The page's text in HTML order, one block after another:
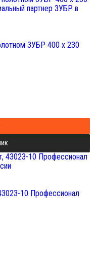
ЗУБР 400 x 230
10 Профессионал